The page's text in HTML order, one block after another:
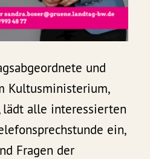
und
Kultusministerium,
lädt alle interessierten
ein,
Fragen der